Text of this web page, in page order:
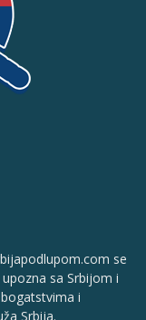
se
sa Srbijom i
i
Srbija.